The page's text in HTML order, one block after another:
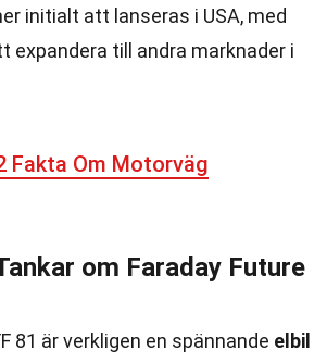
initialt att lanseras i USA, med
expandera till andra marknader i
Fakta Om Motorväg
om Faraday Future
81 är verkligen en spännande elbil